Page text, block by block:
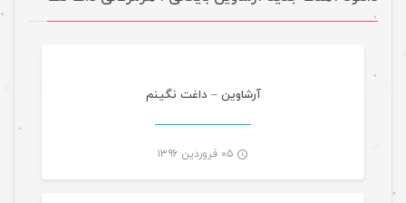
آرشاوین – داغت نگینم
۰۵ فروردین ۱۳۹۶